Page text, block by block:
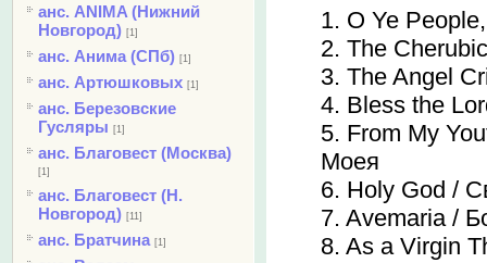
анс. ANIMA (Нижний
Новгород) [1]
анс. Анима (СПб) [1]
анс. Артюшковых [1]
анс. Березовские
Гусляры [1]
анс. Благовест (Москва)
[1]
анс. Благовест (Н.
Новгород) [11]
анс. Братчина [1]
1. O Ye
2. The
3. The Angel
4. Bless the
5. From My
Моея
6. Holy God /
7. Avemaria /
8. As a Virgin